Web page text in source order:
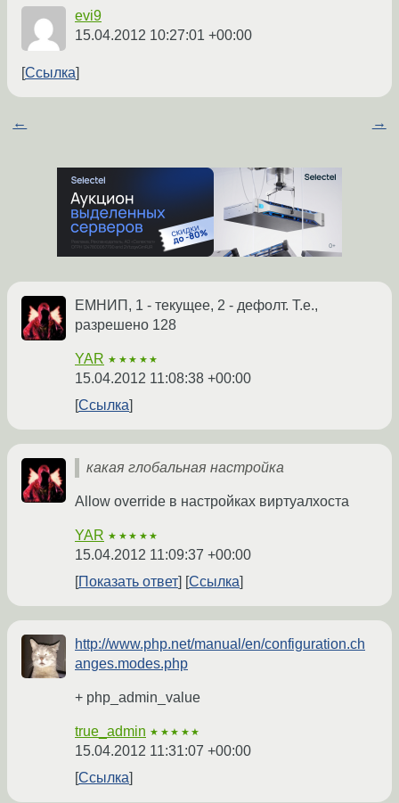
evi9
15.04.2012 10:27:01 +00:00
Ссылка
← →
ЕМНИП, 1 - текущее, 2 - дефолт. Т.е.,
разрешено 128
YAR ★★★★★
15.04.2012 11:08:38 +00:00
Ссылка
какая глобальная настройка
Allow override в настройках виртуалхоста
YAR ★★★★★
15.04.2012 11:09:37 +00:00
Показать ответ
Ссылка
http://www.php.net/manual/en/configuration.ch
anges.modes.php
+ php_admin_value
true_admin ★★★★★
15.04.2012 11:31:07 +00:00
Ссылка